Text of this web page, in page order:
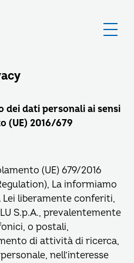
dati personali ai sensi
(UE) 2016/679
(UE) 679/2016
La informiamo
liberamente conferiti,
S.p.A., prevalentemente
o postali,
di attività di ricerca,
nell’interesse